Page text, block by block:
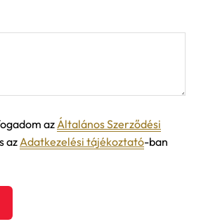
azÁltalános Szerződési
azAdatkezelési tájékoztató-ban